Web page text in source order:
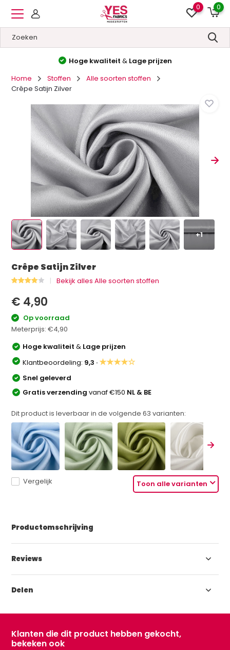
0 0
Hoge kwaliteit & Lage prijzen
Home
Stoffen
Alle soorten stoffen
Crêpe Satijn Zilver
+1
Crêpe Satijn Zilver
Bekijk alles Alle soorten stoffen
€ 4,90
Op voorraad
Meterprijs:€4,90
Hoge kwaliteit& Lage prijzen
Klantbeoordeling: 9,3 ·★★★★☆
Snel geleverd
Gratis verzendingvanaf €150 NL & BE
Dit product is leverbaar in de volgende63 varianten:
Toon alle varianten
Vergelijk
Productomschrijving
Reviews
Delen
Klanten die dit product hebben gekocht,
bekeken ook